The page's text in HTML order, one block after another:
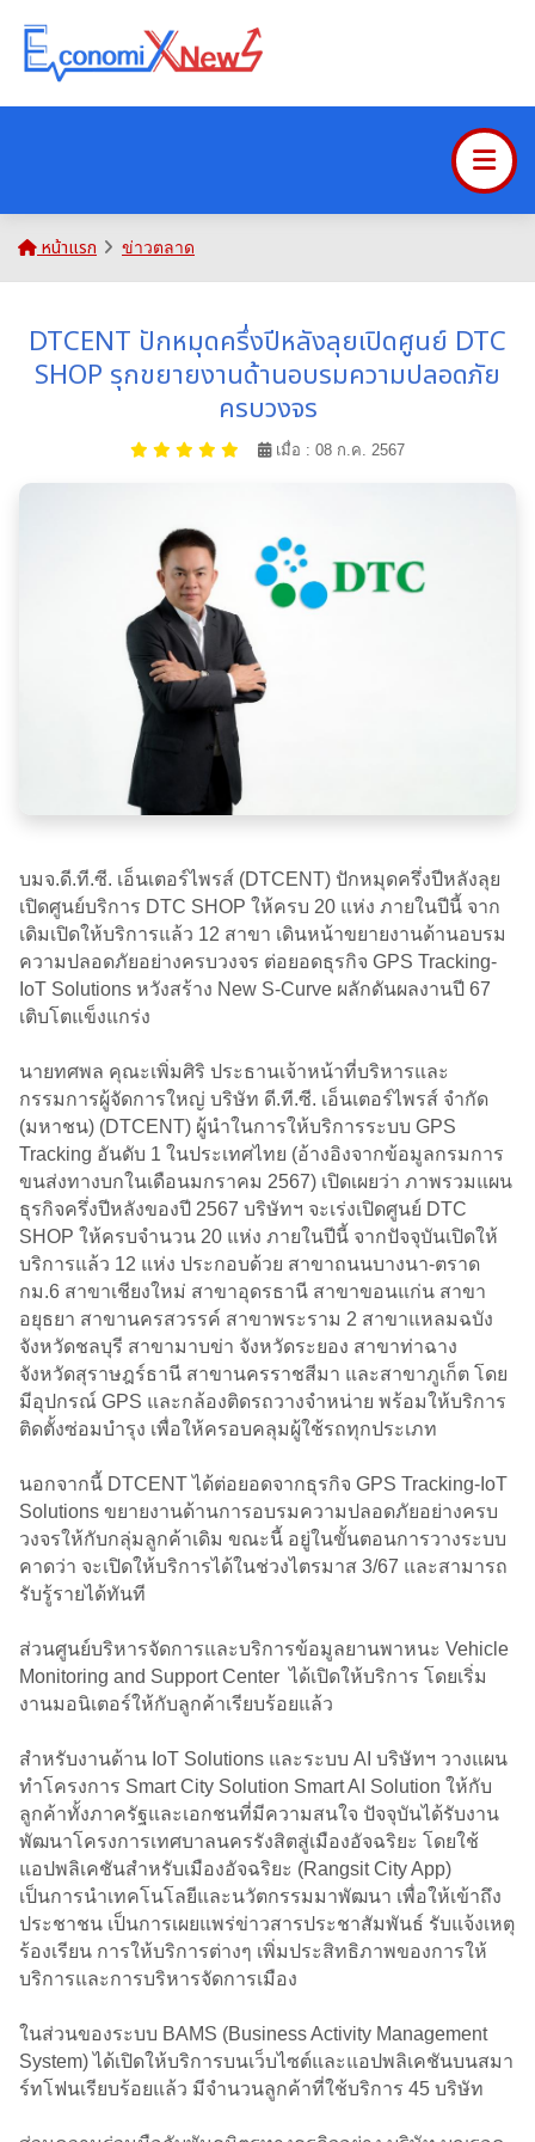
หน้าแรก ข่าวตลาด
DTCENT ปักหมุดครึ่งปีหลังลุยเปิดศูนย์ DTC
SHOP รุกขยายงานด้านอบรมความปลอดภัย
ครบวงจร
เมื่อ : 08 ก.ค. 2567
บมจ.ดี.ที.ซี. เอ็นเตอร์ไพรส์ (DTCENT) ปักหมุดครึ่งปีหลังลุย
เปิดศูนย์บริการ DTC SHOP ให้ครบ 20 แห่ง ภายในปีนี้ จาก
เดิมเปิดให้บริการแล้ว 12 สาขา เดินหน้าขยายงานด้านอบรม
ความปลอดภัยอย่างครบวงจร ต่อยอดธุรกิจ GPS Tracking-
IoT Solutions หวังสร้าง New S-Curve ผลักดันผลงานปี 67
เติบโตแข็งแกร่ง
นายทศพล คุณะเพิ่มศิริ ประธานเจ้าหน้าที่บริหารและ
กรรมการผู้จัดการใหญ่ บริษัท ดี.ที.ซี. เอ็นเตอร์ไพรส์ จำกัด
(มหาชน) (DTCENT) ผู้นำในการให้บริการระบบ GPS
Tracking อันดับ 1 ในประเทศไทย (อ้างอิงจากข้อมูลกรมการ
ขนส่งทางบกในเดือนมกราคม 2567) เปิดเผยว่า ภาพรวมแผน
ธุรกิจครึ่งปีหลังของปี 2567 บริษัทฯ จะเร่งเปิดศูนย์ DTC
SHOP ให้ครบจำนวน 20 แห่ง ภายในปีนี้ จากปัจจุบันเปิดให้
บริการแล้ว 12 แห่ง ประกอบด้วย สาขาถนนบางนา-ตราด
กม.6 สาขาเชียงใหม่ สาขาอุดรธานี สาขาขอนแก่น สาขา
อยุธยา สาขานครสวรรค์ สาขาพระราม 2 สาขาแหลมฉบัง
จังหวัดชลบุรี สาขามาบข่า จังหวัดระยอง สาขาท่าฉาง
จังหวัดสุราษฎร์ธานี สาขานครราชสีมา และสาขาภูเก็ต โดย
มีอุปกรณ์ GPS และกล้องติดรถวางจำหน่าย พร้อมให้บริการ
ติดตั้งซ่อมบำรุง เพื่อให้ครอบคลุมผู้ใช้รถทุกประเภท
นอกจากนี้ DTCENT ได้ต่อยอดจากธุรกิจ GPS Tracking-IoT
Solutions ขยายงานด้านการอบรมความปลอดภัยอย่างครบ
วงจรให้กับกลุ่มลูกค้าเดิม ขณะนี้ อยู่ในขั้นตอนการวางระบบ
คาดว่า จะเปิดให้บริการได้ในช่วงไตรมาส 3/67 และสามารถ
รับรู้รายได้ทันที
ส่วนศูนย์บริหารจัดการและบริการข้อมูลยานพาหนะ Vehicle
Monitoring and Support Center ได้เปิดให้บริการ โดยเริ่ม
งานมอนิเตอร์ให้กับลูกค้าเรียบร้อยแล้ว
สำหรับงานด้าน IoT Solutions และระบบ AI บริษัทฯ วางแผน
ทำโครงการ Smart City Solution Smart AI Solution ให้กับ
ลูกค้าทั้งภาครัฐและเอกชนที่มีความสนใจ ปัจจุบันได้รับงาน
พัฒนาโครงการเทศบาลนครรังสิตสู่เมืองอัจฉริยะ โดยใช้
แอปพลิเคชันสำหรับเมืองอัจฉริยะ (Rangsit City App)
เป็นการนำเทคโนโลยีและนวัตกรรมมาพัฒนา เพื่อให้เข้าถึง
ประชาชน เป็นการเผยแพร่ข่าวสารประชาสัมพันธ์ รับแจ้งเหตุ
ร้องเรียน การให้บริการต่างๆ เพิ่มประสิทธิภาพของการให้
บริการและการบริหารจัดการเมือง
ในส่วนของระบบ BAMS (Business Activity Management
System) ได้เปิดให้บริการบนเว็บไซต์และแอปพลิเคชันบนสมา
ร์ทโฟนเรียบร้อยแล้ว มีจำนวนลูกค้าที่ใช้บริการ 45 บริษัท